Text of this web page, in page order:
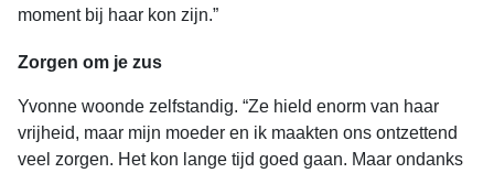
moment bij haar kon zijn.”
Zorgen om je zus
Yvonne woonde zelfstandig. “Ze hield enorm van haar
vrijheid, maar mijn moeder en ik maakten ons ontzettend
veel zorgen. Het kon lange tijd goed gaan. Maar ondanks